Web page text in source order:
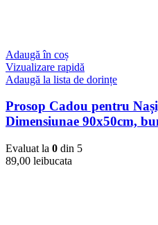
Adaugă în coș
Vizualizare rapidă
Adaugă la lista de dorințe
Prosop Cadou pentru
Dimensiunae 90x50cm,
Evaluat la 0 din 5
89,00 leibucata